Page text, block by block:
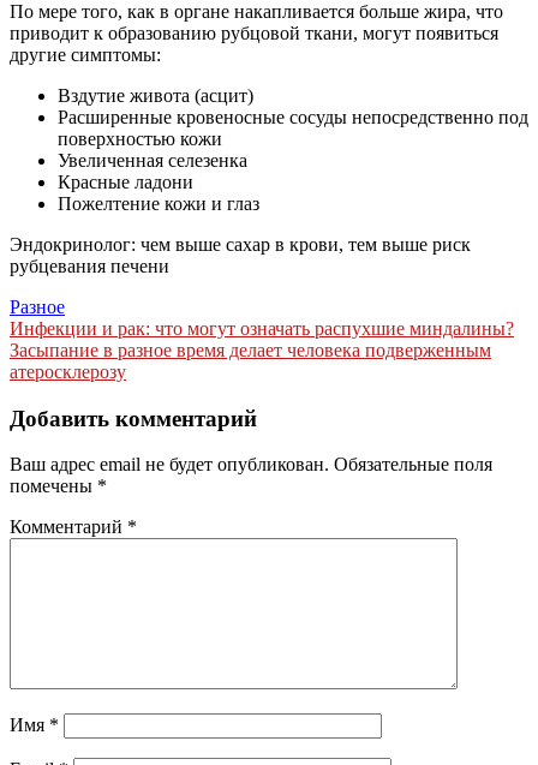
По мере того, как в органе накапливается больше жира, что
приводит к образованию рубцовой ткани, могут появиться
другие симптомы:
Вздутие живота (асцит)
Расширенные кровеносные сосуды непосредственно под
поверхностью кожи
Увеличенная селезенка
Красные ладони
Пожелтение кожи и глаз
Эндокринолог: чем выше сахар в крови, тем выше риск
рубцевания печени
Разное
Навигация
по
Инфекции и рак: что могут означать распухшие миндалины?
Засыпание в разное время делает человека подверженным
атеросклерозу
Добавить комментарий
Ваш адрес email не будет опубликован. Обязательные поля
помечены *
Комментарий *
Имя *